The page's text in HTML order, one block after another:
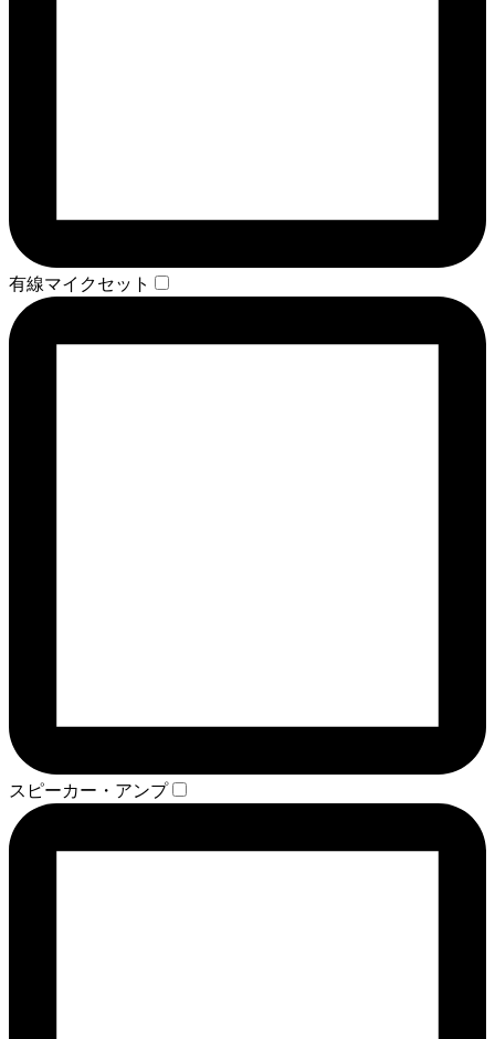
有線マイクセット
スピーカー・アンプ